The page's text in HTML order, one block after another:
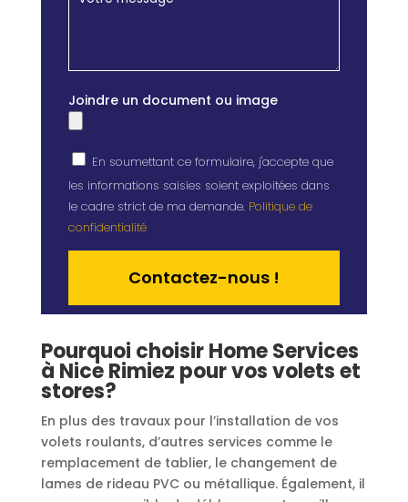
Joindre un document ou image
En soumettant ce formulaire, j'accepte que
les informations saisies soient exploitées dans
le cadre strict de ma demande. Politique de
confidentialité
Pourquoi choisir Home Services
à Nice Rimiez pour vos volets et
stores?
En plus des travaux pour l’installation de vos
volets roulants, d’autres services comme le
remplacement de tablier, le changement de
lames de rideau PVC ou métallique. Également, il